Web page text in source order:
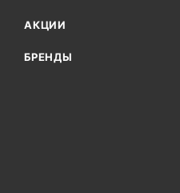
АКЦИИ
БРЕНДЫ